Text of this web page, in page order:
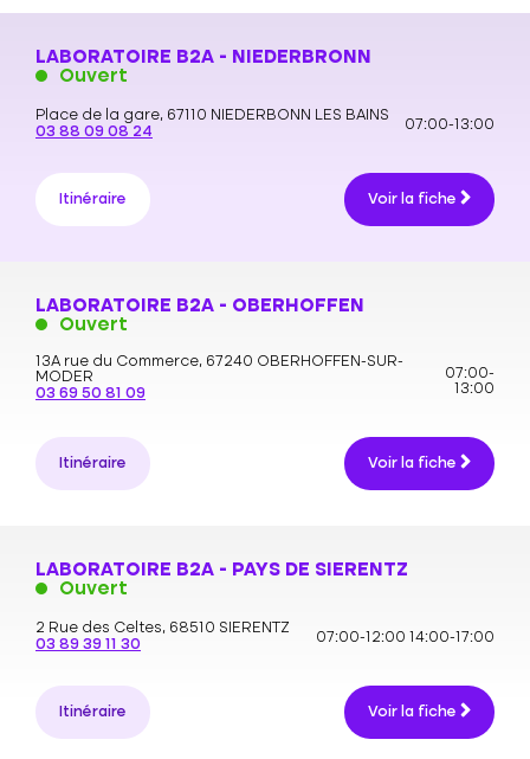
LABORATOIRE B2A - NIEDERBRONN
Ouvert
Place de la gare, 67110 NIEDERBONN LES BAINS
03 88 09 08 24
07:00-13:00
Itinéraire Voir la fiche
LABORATOIRE B2A - OBERHOFFEN
Ouvert
13A rue du Commerce, 67240 OBERHOFFEN-SUR-
MODER
03 69 50 81 09
07:00-
13:00
Itinéraire Voir la fiche
LABORATOIRE B2A - PAYS DE SIERENTZ
Ouvert
2 Rue des Celtes, 68510 SIERENTZ
03 89 39 11 30
07:00-12:00 14:00-17:00
Itinéraire Voir la fiche